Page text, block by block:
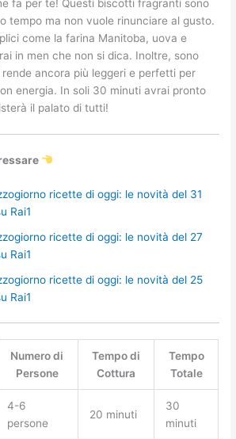
fa per te! Questi biscotti fragranti sono
tempo ma non vuole rinunciare al gusto.
come la farina Manitoba, uova e
in men che non si dica. Inoltre, sono
ancora più leggeri e perfetti per
energia. In soli 30 minuti avrai pronto
il palato di tutti!
ricette di oggi: le novità del 31
Rai1
ricette di oggi: le novità del 27
Rai1
ricette di oggi: le novità del 25
Rai1
Numero di
Persone
Tempo di
Cottura
Tempo
Totale
4-6
persone
20 minuti
30
minuti